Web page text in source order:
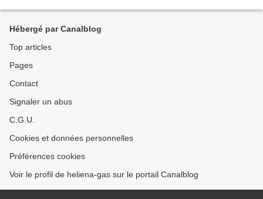
Hébergé par Canalblog
Top articles
Pages
Contact
Signaler un abus
C.G.U.
Cookies et données personnelles
Préférences cookies
Voir le profil de heliena-gas sur le portail Canalblog